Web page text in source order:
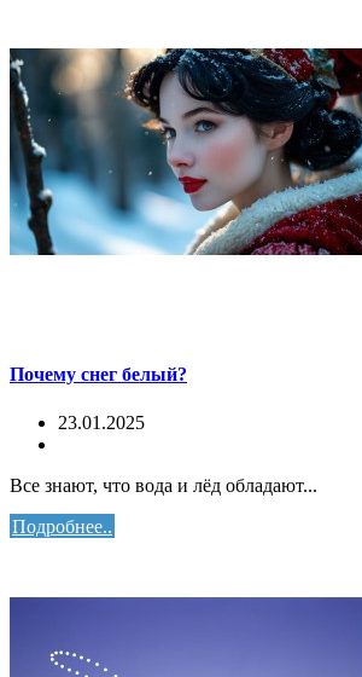
Почему снег белый?
23.01.2025
Все знают, что вода и лёд обладают...
Подробнее..